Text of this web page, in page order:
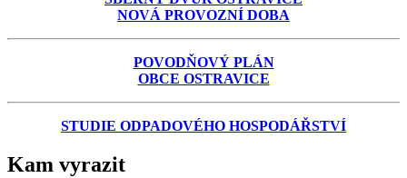
NOVÁ PROVOZNÍ DOBA
POVODŇOVÝ PLÁN
OBCE OSTRAVICE
STUDIE ODPADOVÉHO HOSPODÁŘSTVÍ
Kam vyrazit